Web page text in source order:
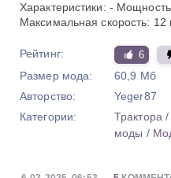
Характеристики: -
Максимальная скорость:
Рейтинг: 6
Размер мода:
60,9 Мб
Авторство:
Yeger87
Категории:
Трактора/
моды /